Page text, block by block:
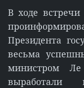
В ходе
Президента
весьма
министром